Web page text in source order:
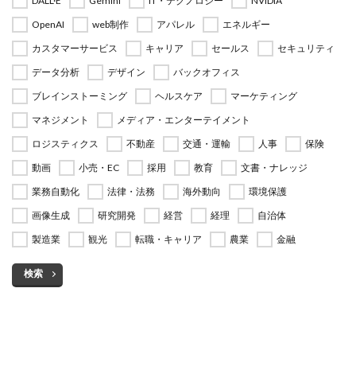
OpenAI
web制作 アパレル
エネルギー
カスタマーサービス
キャリア セールス
セキュリティ
データ分析
デザイン
バックオフィス
ブレインストーミング
ヘルスケア
マーケティング
マネジメント
メディア・エンターテイメント
ロジスティクス
不動産 交通・運輸 人事
保険
動画
小売・EC 採用 教育
文書・ナレッジ
業務自動化
法律・法務 海外動向
環境保護
画像生成
研究開発 経営 経理
自治体
製造業
観光 転職・キャリア 農業 金融
検索